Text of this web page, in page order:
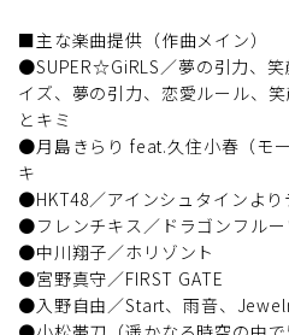
■主な楽曲提供（作曲メイン）
●SUPER☆GiRLS／夢の引力、笑
イズ、夢の引力、恋愛ルール、
とキミ
●月島きらり feat.久住小春（モ
キ
●HKT48／アインシュタインより
●フレンチキス／ドラゴンフル
●中川翔子／ホリゾント
●宮野真守／FIRST GATE
●入野自由／Start、雨音、